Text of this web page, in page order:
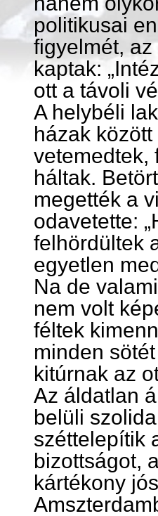
politikusai
figyelmét,
kaptak:
ott a távoli
A helybéli
házak
vetemedtek,
háltak.
megették a
odavetette:
felhördültek
egyetlen
Na de
nem volt
féltek
minden
kitúrnak az
Az áldatlan
belüli
széttelepítik
bizottságot,
kártékony